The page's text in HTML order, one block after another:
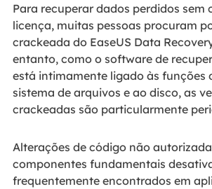
Para recuperar dados perdidos sem
licença, muitas pessoas procuram
crackeada do EaseUS Data
entanto, como o software de
está intimamente ligado às funções
sistema de arquivos e ao disco, as
crackeadas são particularmente
Alterações de código não
componentes fundamentais
frequentemente encontrados em